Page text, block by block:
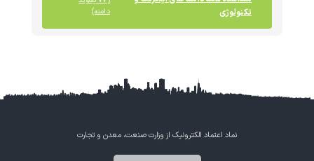
تکنولوژی
دامنه)
نماد اعتماد الکترونیک از وزارت صنعت، معدن و تجارت